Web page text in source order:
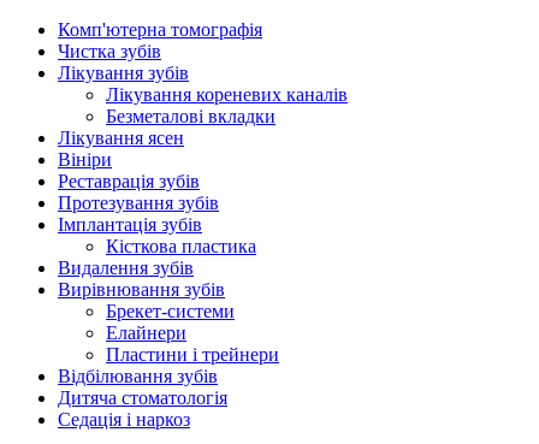
Комп'ютерна томографія
Чистка зубів
Лікування зубів
Лікування кореневих каналів
Безметалові вкладки
Лікування ясен
Вініри
Реставрація зубів
Протезування зубів
Імплантація зубів
Кісткова пластика
Видалення зубів
Вирівнювання зубів
Брекет-системи
Елайнери
Пластини і трейнери
Відбілювання зубів
Дитяча стоматологія
Седація і наркоз